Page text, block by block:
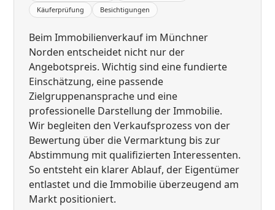
Käuferprüfung
Besichtigungen
Beim Immobilienverkauf im Münchner
Norden entscheidet nicht nur der
Angebotspreis. Wichtig sind eine fundierte
Einschätzung, eine passende
Zielgruppenansprache und eine
professionelle Darstellung der Immobilie.
Wir begleiten den Verkaufsprozess von der
Bewertung über die Vermarktung bis zur
Abstimmung mit qualifizierten Interessenten.
So entsteht ein klarer Ablauf, der Eigentümer
entlastet und die Immobilie überzeugend am
Markt positioniert.